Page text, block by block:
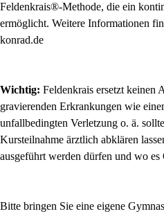
Feldenkrais®-Methode, die ein
ermöglicht. Weitere Informationen
konrad.de
Wichtig: Feldenkrais ersetzt keinen
gravierenden Erkrankungen wie
unfallbedingten Verletzung o. ä.
Kursteilnahme ärztlich abklären
ausgeführt werden dürfen und wo es
Bitte bringen Sie eine eigene